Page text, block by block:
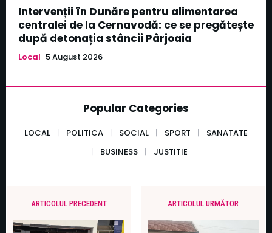
Intervenții în Dunăre pentru alimentarea
centralei de la Cernavodă: ce se pregătește
după detonația stâncii Pârjoaia
Local 5 August 2026
Popular Categories
LOCAL POLITICA SOCIAL SPORT
SANATATE
BUSINESS
JUSTITIE
ARTICOLUL PRECEDENT ARTICOLUL URMĂTOR